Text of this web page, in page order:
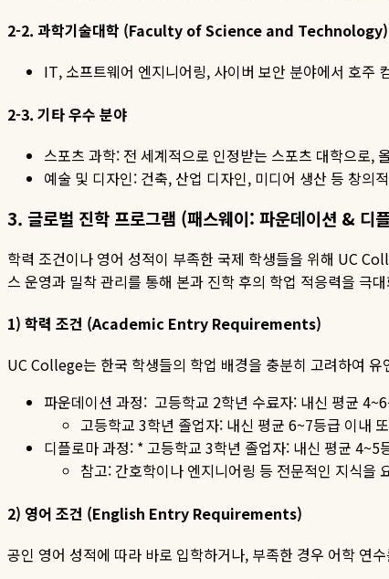
2-2. 과학기술대학 (Faculty of Science and Technology)
IT, 소프트웨어 엔지니어링, 사이버 보안 분야에서 호주
2-3. 기타우수 분야
스포츠 과학: 전 세계적으로 인정받는 스포츠 대학으로,
예술 및 디자인: 건축, 산업 디자인, 미디어 생산 등 창의
3. 글로벌 진학 프로그램 (패스웨이: 파운데이션 & 디
학력 조건이나 영어 성적이 부족한 국제 학생들을 위해 UC
스 운영과 밀착 관리를 통해 본과 진학 후의 학업 적응력을 극
1) 학력 조건 (Academic Entry Requirements)
UC College는 한국 학생들의 학업 배경을 충분히 고려하여
파운데이션 과정: 고등학교 2학년 수료자: 내신 평균 4~6
고등학교 3학년 졸업자: 내신 평균 6~7등급 이내
디플로마 과정: *고등학교 3학년 졸업자: 내신 평균 4~5
참고: 간호학이나 엔지니어링 등 전문적인 지식을
2) 영어 조건 (English Entry Requirements)
공인 영어 성적에 따라 바로 입학하거나, 부족한 경우 어학 연